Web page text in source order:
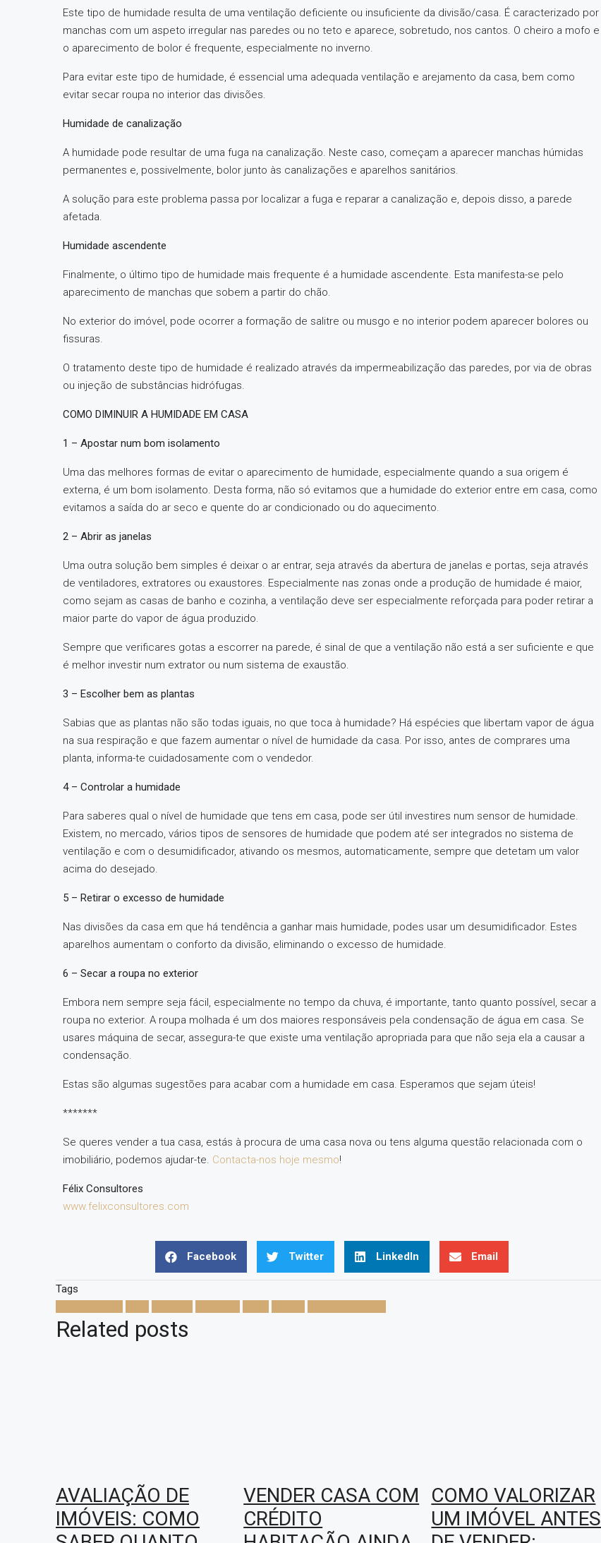
Este tipo de humidade resulta de uma ventilação deficiente ou insuficiente da divisão/casa. É caracterizado por
manchas com um aspeto irregular nas paredes ou no teto e aparece, sobretudo, nos cantos. O cheiro a mofo e
o aparecimento de bolor é frequente, especialmente no inverno.
Para evitar este tipo de humidade, é essencial uma adequada ventilação e arejamento da casa, bem como
evitar secar roupa no interior das divisões.
Humidade de canalização
A humidade pode resultar de uma fuga na canalização. Neste caso, começam a aparecer manchas húmidas
permanentes e, possivelmente, bolor junto às canalizações e aparelhos sanitários.
A solução para este problema passa por localizar a fuga e reparar a canalização e, depois disso, a parede
afetada.
Humidade ascendente
Finalmente, o último tipo de humidade mais frequente é a humidade ascendente. Esta manifesta-se pelo
aparecimento de manchas que sobem a partir do chão.
No exterior do imóvel, pode ocorrer a formação de salitre ou musgo e no interior podem aparecer bolores ou
fissuras.
O tratamento deste tipo de humidade é realizado através da impermeabilização das paredes, por via de obras
ou injeção de substâncias hidrófugas.
COMO DIMINUIR A HUMIDADE EM CASA
1 – Apostar num bom isolamento
Uma das melhores formas de evitar o aparecimento de humidade, especialmente quando a sua origem é
externa, é um bom isolamento. Desta forma, não só evitamos que a humidade do exterior entre em casa, como
evitamos a saída do ar seco e quente do ar condicionado ou do aquecimento.
2 – Abrir as janelas
Uma outra solução bem simples é deixar o ar entrar, seja através da abertura de janelas e portas, seja através
de ventiladores, extratores ou exaustores. Especialmente nas zonas onde a produção de humidade é maior,
como sejam as casas de banho e cozinha, a ventilação deve ser especialmente reforçada para poder retirar a
maior parte do vapor de água produzido.
Sempre que verificares gotas a escorrer na parede, é sinal de que a ventilação não está a ser suficiente e que
é melhor investir num extrator ou num sistema de exaustão.
3 – Escolher bem as plantas
Sabias que as plantas não são todas iguais, no que toca à humidade? Há espécies que libertam vapor de água
na sua respiração e que fazem aumentar o nível de humidade da casa. Por isso, antes de comprares uma
planta, informa-te cuidadosamente com o vendedor.
4 – Controlar a humidade
Para saberes qual o nível de humidade que tens em casa, pode ser útil investires num sensor de humidade.
Existem, no mercado, vários tipos de sensores de humidade que podem até ser integrados no sistema de
ventilação e com o desumidificador, ativando os mesmos, automaticamente, sempre que detetam um valor
acima do desejado.
5 – Retirar o excesso de humidade
Nas divisões da casa em que há tendência a ganhar mais humidade, podes usar um desumidificador. Estes
aparelhos aumentam o conforto da divisão, eliminando o excesso de humidade.
6 – Secar a roupa no exterior
Embora nem sempre seja fácil, especialmente no tempo da chuva, é importante, tanto quanto possível, secar a
roupa no exterior. A roupa molhada é um dos maiores responsáveis pela condensação de água em casa. Se
usares máquina de secar, assegura-te que existe uma ventilação apropriada para que não seja ela a causar a
condensação.
Estas são algumas sugestões para acabar com a humidade em casa. Esperamos que sejam úteis!
*******
Se queres vender a tua casa, estás à procura de uma casa nova ou tens alguma questão relacionada com o
imobiliário, podemos ajudar-te. Contacta-nos hoje mesmo!
Félix Consultores
www.felixconsultores.com
Facebook Twitter LinkedIn Email
Tags
Related posts
AVALIAÇÃO DE
IMÓVEIS: COMO
VENDER CASA COM
CRÉDITO
COMO VALORIZAR
UM IMÓVEL ANTES